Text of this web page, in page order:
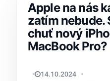
Apple na nás
zatím nebude.
chuť nový
MacBook Pro?
TOMÁŠ SVOBODA
14.10.2024